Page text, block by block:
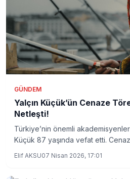
GÜNDEM
Yalçın Küçük’ün Cenaze
Netleşti!
Türkiye’nin önemli
Küçük 87 yaşında vefat etti.
Elif AKSU07 Nisan 2026, 17:01